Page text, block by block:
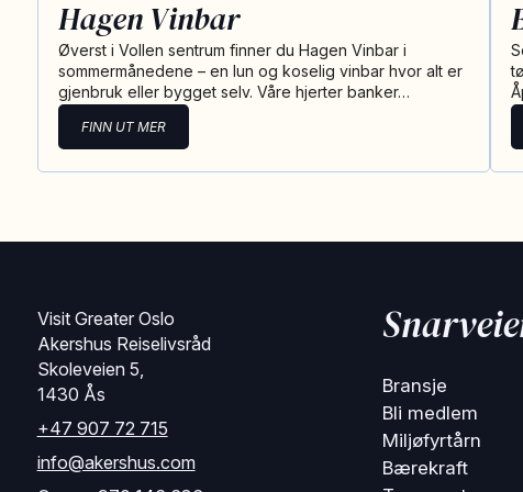
Hagen Vinbar
Øverst i Vollen sentrum finner du Hagen Vinbar i
sommermånedene – en lun og koselig vinbar hvor alt er
gjenbruk eller bygget selv. Våre hjerter banker…
FINN UT MER
Visit Greater Oslo
Akershus Reiselivsråd
Skoleveien 5,
1430 Ås
+47 907 72 715
info@akershus.com
Bransje
Bli medlem
Miljøfyrtårn
Bærekraft